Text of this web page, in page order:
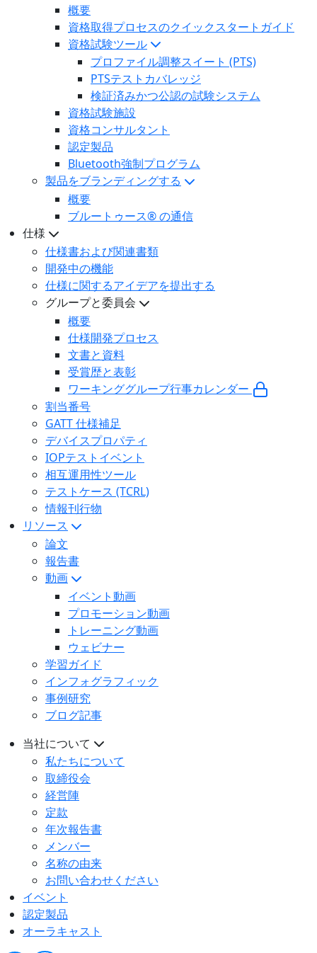
概要
資格取得プロセスのクイックスタートガイド
資格試験ツール
プロファイル調整スイート (PTS)
PTSテストカバレッジ
検証済みかつ公認の試験システム
資格試験施設
資格コンサルタント
認定製品
Bluetooth強制プログラム
製品をブランディングする
概要
ブルートゥース® の通信
仕様
仕様書および関連書類
開発中の機能
仕様に関するアイデアを提出する
グループと委員会
概要
仕様開発プロセス
文書と資料
受賞歴と表彰
ワーキンググループ行事カレンダー
割当番号
GATT 仕様補足
デバイスプロパティ
IOPテストイベント
相互運用性ツール
テストケース (TCRL)
情報刊行物
リソース
論文
報告書
動画
イベント動画
プロモーション動画
トレーニング動画
ウェビナー
学習ガイド
インフォグラフィック
事例研究
ブログ記事
当社について
私たちについて
取締役会
経営陣
定款
年次報告書
メンバー
名称の由来
お問い合わせください
イベント
認定製品
オーラキャスト